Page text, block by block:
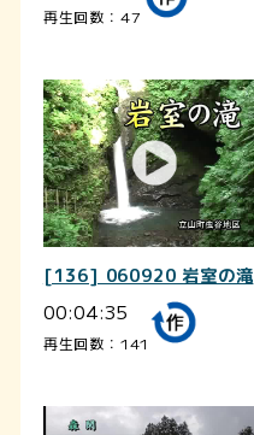
再生回数：47
[136] 060920 岩室の滝
00:04:35
再生回数：141